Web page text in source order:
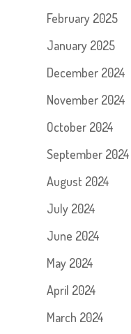
February 2025
January 2025
December 2024
November 2024
October 2024
September 2024
August 2024
July 2024
June 2024
May 2024
April 2024
March 2024